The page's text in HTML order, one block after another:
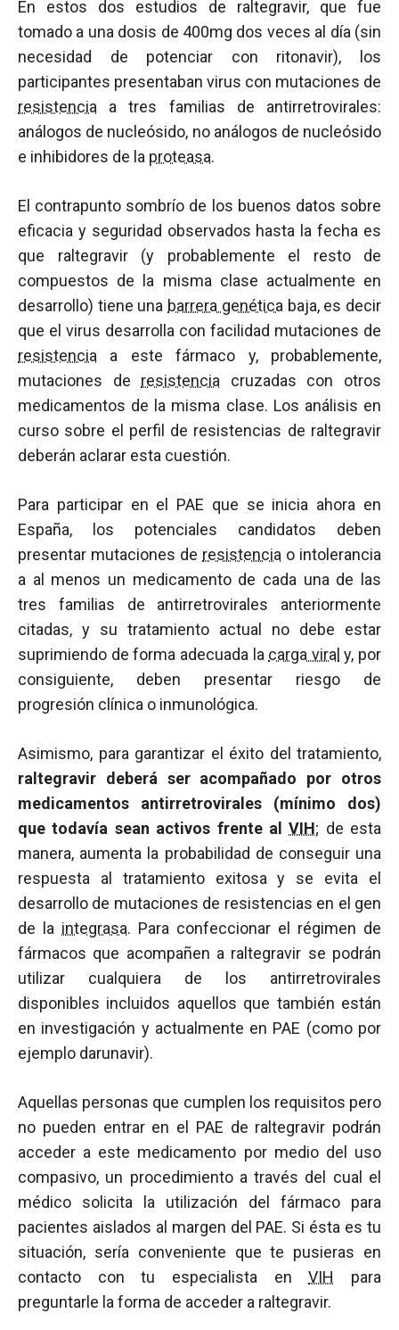
En estos dos estudios de raltegravir, que fue
tomado a una dosis de 400mg dos veces al día (sin
necesidad de potenciar con ritonavir), los
participantes presentaban virus con mutaciones de
resistencia a tres familias de antirretrovirales:
análogos de nucleósido, no análogos de nucleósido
e inhibidores de la proteasa.
El contrapunto sombrío de los buenos datos sobre
eficacia y seguridad observados hasta la fecha es
que raltegravir (y probablemente el resto de
compuestos de la misma clase actualmente en
desarrollo) tiene una barrera genética baja, es decir
que el virus desarrolla con facilidad mutaciones de
resistencia a este fármaco y, probablemente,
mutaciones de resistencia cruzadas con otros
medicamentos de la misma clase. Los análisis en
curso sobre el perfil de resistencias de raltegravir
deberán aclarar esta cuestión.
Para participar en el PAE que se inicia ahora en
España, los potenciales candidatos deben
presentar mutaciones de resistencia o intolerancia
a al menos un medicamento de cada una de las
tres familias de antirretrovirales anteriormente
citadas, y su tratamiento actual no debe estar
suprimiendo de forma adecuada la carga viral y, por
consiguiente, deben presentar riesgo de
progresión clínica o inmunológica.
Asimismo, para garantizar el éxito del tratamiento,
raltegravir deberá ser acompañado por otros
medicamentos antirretrovirales (mínimo dos)
que todavía sean activos frente alVIH; de esta
manera, aumenta la probabilidad de conseguir una
respuesta al tratamiento exitosa y se evita el
desarrollo de mutaciones de resistencias en el gen
de la integrasa. Para confeccionar el régimen de
fármacos que acompañen a raltegravir se podrán
utilizar cualquiera de los antirretrovirales
disponibles incluidos aquellos que también están
en investigación y actualmente en PAE (como por
ejemplo darunavir).
Aquellas personas que cumplen los requisitos pero
no pueden entrar en el PAE de raltegravir podrán
acceder a este medicamento por medio del uso
compasivo, un procedimiento a través del cual el
médico solicita la utilización del fármaco para
pacientes aislados al margen del PAE. Si ésta es tu
situación, sería conveniente que te pusieras en
contacto con tu especialista enVIH
para
preguntarle la forma de acceder a raltegravir.